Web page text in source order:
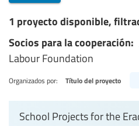
1 proyecto disponible,
Socios para la cooperación:
Labour Foundation
Organizados por: Título del proyecto
School Projects for the